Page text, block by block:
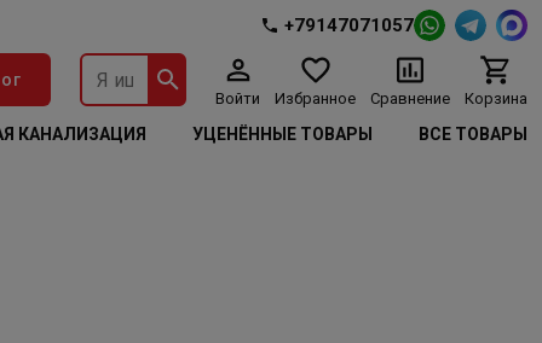
+79147071057
Войти Избранное Сравнение Корзина
КАНАЛИЗАЦИЯ УЦЕНЁННЫЕ ТОВАРЫ ВСЕ ТОВАРЫ